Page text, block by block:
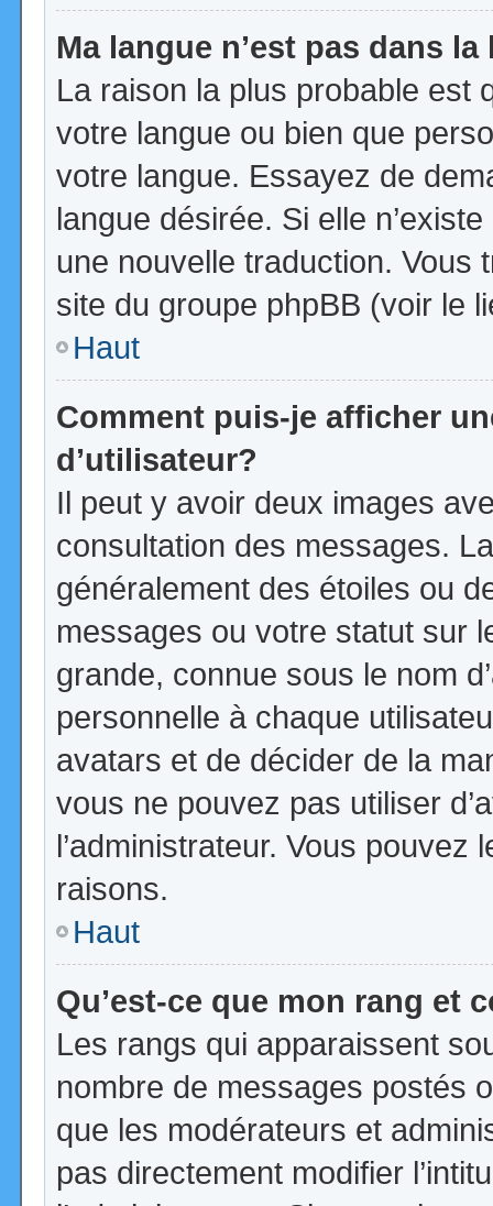
Ma langue n’est pas dans la
La raison la plus probable est
votre langue ou bien que
votre langue. Essayez de
langue désirée. Si elle
une nouvelle traduction. Vous
site du groupe phpBB (voir le
Haut
Comment puis-je afficher
d’utilisateur?
Il peut y avoir deux images
consultation des messages.
généralement des étoiles ou
messages ou votre statut sur
grande, connue sous le nom
personnelle à chaque
avatars et de décider de la
vous ne pouvez pas utiliser
l’administrateur. Vous
raisons.
Haut
Qu’est-ce que mon rang et
Les rangs qui apparaissent
nombre de messages postés
que les modérateurs et
pas directement modifier